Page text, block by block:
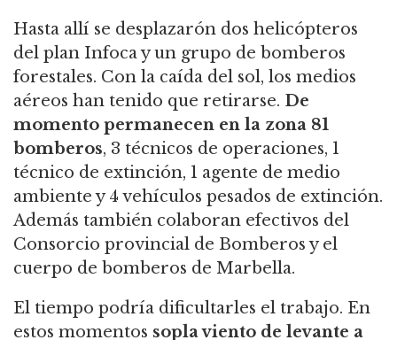
Hasta allí se desplazarón dos helicópteros
del plan Infoca y un grupo de bomberos
forestales. Con la caída del sol, los medios
aéreos han tenido que retirarse. De
momento permanecen en la zona 81
bomberos, 3 técnicos de operaciones, 1
técnico de extinción, 1 agente de medio
ambiente y 4 vehículos pesados de extinción.
Además también colaboran efectivos del
Consorcio provincial de Bomberos y el
cuerpo de bomberos de Marbella.
El tiempo podría dificultarles el trabajo. En
estos momentos sopla viento de levante a